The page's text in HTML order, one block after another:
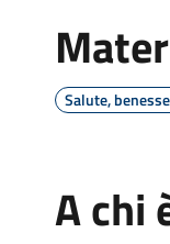
Salute,
A chi